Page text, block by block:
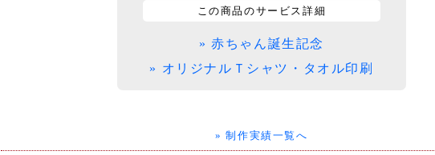
この商品のサービス詳細
» 赤ちゃん誕生記念
» オリジナルＴシャツ・タオル印刷
» 制作実績一覧へ